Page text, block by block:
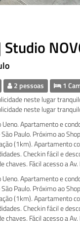
2 pessoas 1
neste lugar
neste lugar
Apartamento e
Paulo. Próximo ao
(1km). Apartamento
Checkin fácil e
chaves. Fácil acesso a
Apartamento e
Paulo. Próximo ao
(1km). Apartamento
Checkin fácil e
chaves. Fácil acesso a